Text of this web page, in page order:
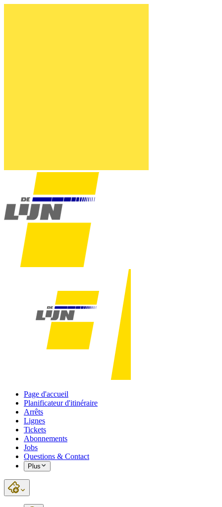
Page d'accueil
Planificateur d'itinéraire
Arrêts
Lignes
Tickets
Abonnements
Jobs
Questions & Contact
Plus